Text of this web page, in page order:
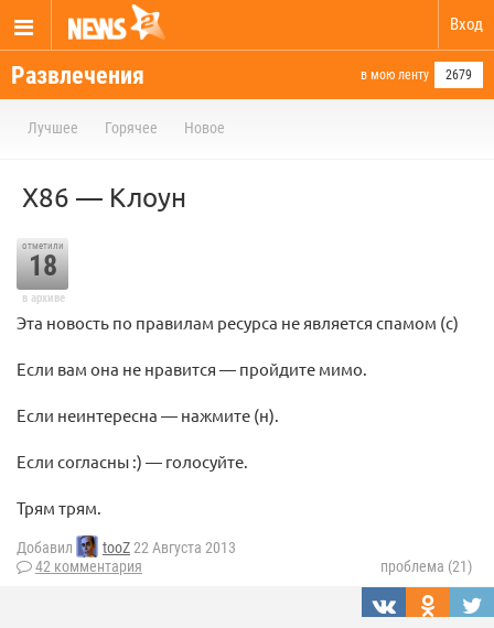
Вход
Развлечения в мою ленту 2679
Лучшее Горячее Новое
X86 — Клоун
отметили
18
в архиве
Эта новость по правилам ресурса не является спамом (с)
Если вам она не нравится — пройдите мимо.
Если неинтересна — нажмите (н).
Если согласны :) — голосуйте.
Трям трям.
Добавил tooZ22 Августа 2013
42 комментария
проблема (21)